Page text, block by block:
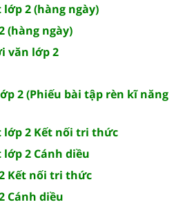
lớp 2 (hàng ngày)
(hàng ngày)
văn lớp 2
2 (Phiếu bài tập rèn kĩ năng
lớp 2 Kết nối tri thức
lớp 2 Cánh diều
Kết nối tri thức
Cánh diều